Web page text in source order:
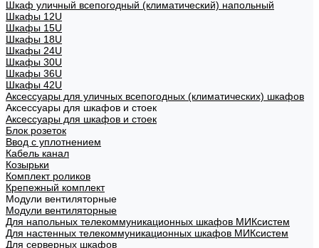
Шкаф уличный всепогодный (климатический) напольный
Шкафы 12U
Шкафы 15U
Шкафы 18U
Шкафы 24U
Шкафы 30U
Шкафы 36U
Шкафы 42U
Аксессуары для уличных всепогодных (климатических) шкафов
Аксессуары для шкафов и стоек
Аксессуары для шкафов и стоек
Блок розеток
Ввод с уплотнением
Кабель канал
Козырьки
Комплект роликов
Крепежный комплект
Модули вентиляторные
Модули вентиляторные
Для напольных телекоммуникационных шкафов МИКсистем
Для настенных телекоммуникационных шкафов МИКсистем
Для серверных шкафов